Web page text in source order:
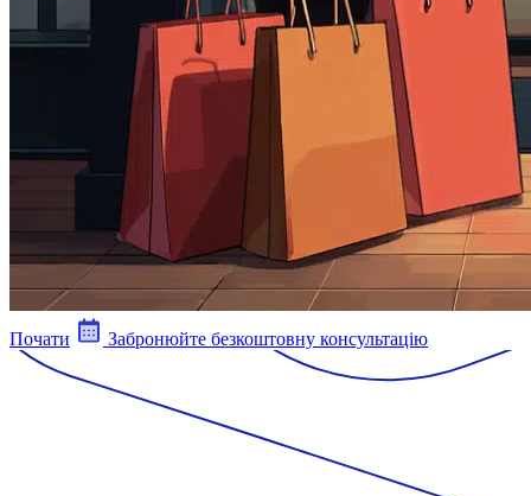
Почати Забронюйте безкоштовну консультацію